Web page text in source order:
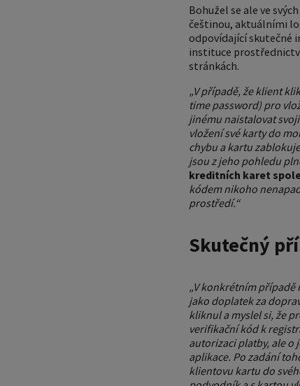
Bohužel se ale ve
češtinou, aktuálními
odpovídající skutečné
instituce
stránkách.
„V případě, že klient
time password) pro
jinému naistalovat
vložení své karty do
chybu a kartu
jsou z jeho pohledu
kreditních karet
kódem nikoho
prostředí.“
Skutečný
„V konkrétním případě
jako doplatek za
kliknul a myslel si, že
verifikační kód k
autorizaci platby, ale o
aplikace. Po zadání
klientovu kartu do